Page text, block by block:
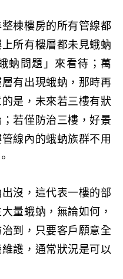
棟樓房的所有管線都
所有樓層都未見蛾蚋
蚋問題」來看待；萬
有出現蛾蚋，那時再
是，未來若三樓有狀
若僅防治三樓，好景
線內的蛾蚋族群不用
沒，這代表一樓的部
量蛾蚋，無論如何，
到，只要客戶願意全
護，通常狀況是可以